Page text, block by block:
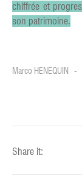
chiffrée et
son patrimoine.
Marco HENEQUIN
Share it: